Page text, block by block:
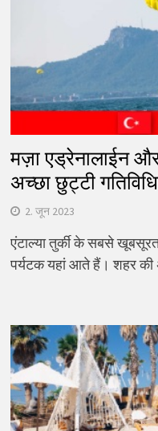
मज़ा एड्रेनालाईन
अच्छा छुट्टी
2. जून 2023
एंटाल्या तुर्की के सबसे
पर्यटक यहां आते हैं। शहर